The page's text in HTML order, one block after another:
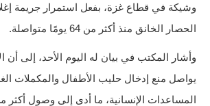
وشيكة في قطاع غزة، بفعل استمرار جريمة
الحصار الخانق منذ أكثر من 64 يومًا متواصلة.
وأشار المكتب في بيان له اليوم الأحد، إلى أن
يواصل منع إدخال حليب الأطفال والمكملات